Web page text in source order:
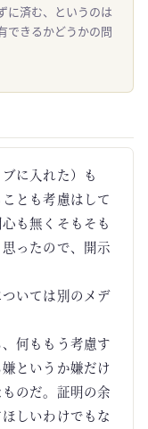
に済む、というのは
できるかどうかの問
に入れた）も
とも考慮はして
も無くそもそも
ったので、開示
いては別のメデ
何ももう考慮す
というか嫌だけ
のだ。証明の余
しいわけでもな